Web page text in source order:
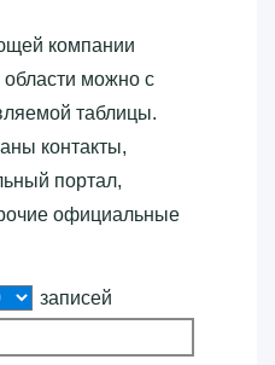
компании
можно с
таблицы.
контакты,
портал,
официальные
записей